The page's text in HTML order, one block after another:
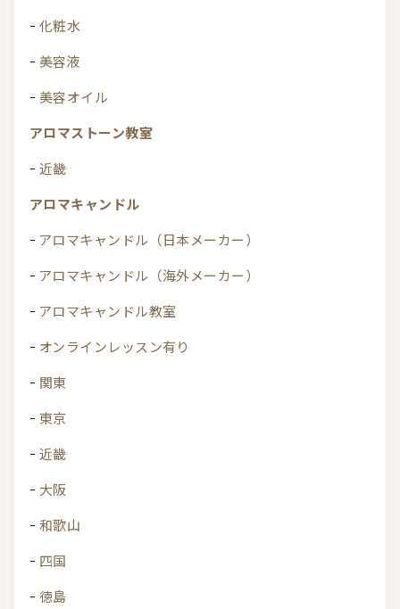
化粧水
美容液
美容オイル
アロマストーン教室
近畿
アロマキャンドル
アロマキャンドル（日本メーカー）
アロマキャンドル（海外メーカー）
アロマキャンドル教室
オンラインレッスン有り
関東
東京
近畿
大阪
和歌山
四国
徳島